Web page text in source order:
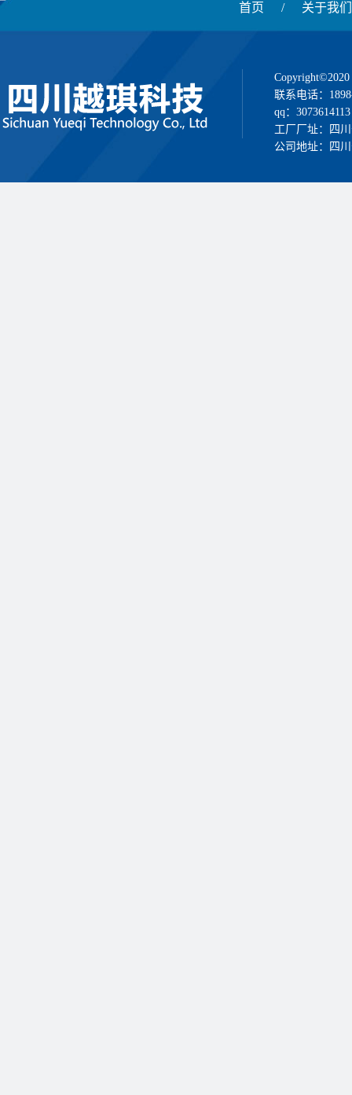
首页 / 关于我们
联系电话：
qq：3073614113
工厂厂址：四
公司地址：四